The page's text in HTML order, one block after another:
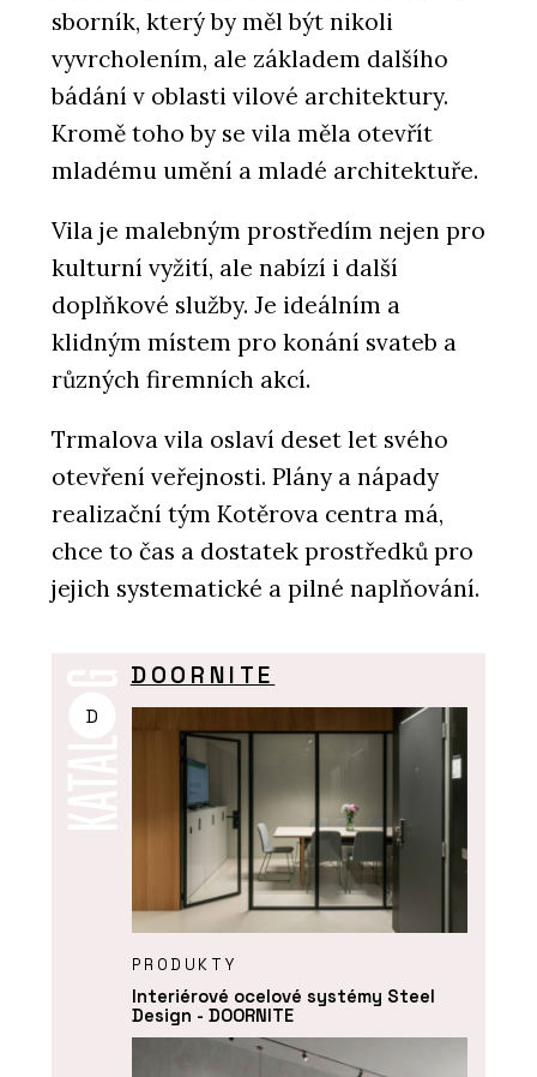
sborník, který by měl být nikoli
vyvrcholením, ale základem dalšího
bádání v oblasti vilové architektury.
Kromě toho by se vila měla otevřít
mladému umění a mladé architektuře.
Vila je malebným prostředím nejen pro
kulturní vyžití, ale nabízí i další
doplňkové služby. Je ideálním a
klidným místem pro konání svateb a
různých firemních akcí.
Trmalova vila oslaví deset let svého
otevření veřejnosti. Plány a nápady
realizační tým Kotěrova centra má,
chce to čas a dostatek prostředků pro
jejich systematické a pilné naplňování.
D
DOORNITE
PRODUKTY
Interiérové ocelové systémy Steel
Design - DOORNITE